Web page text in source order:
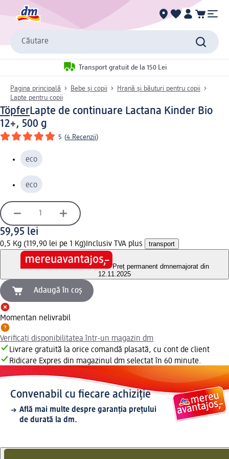
Căutare
Transport gratuit de la 150 Lei
Pagina principală Bebe și copii
Hrană și băuturi pentru copii
Lapte pentru copii
TöpferLapte de continuare Lactana Kinder Bio
12+, 500 g
5 (4 Recenzii)
eco
eco
59,95 lei
0,5 Kg (119,90 lei pe 1 Kg) Inclusiv TVA plus transport
Preț permanent dmnemajorat din
12.11.2025
Adaugă în coș
Momentan nelivrabil
Verificați disponibilitatea într-un magazin dm
Livrare gratuită la orice comandă plasată, cu cont de client
Ridicare Expres din magazinul dm selectat în 60 minute.
Convenabil cu fiecare achiziție
Află mai multe despre garanția prețului
de durată la dm.